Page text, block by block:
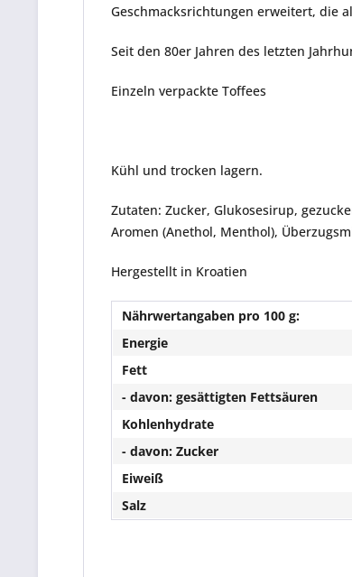
Geschmacksrichtungen erweitert, die
Seit den 80er Jahren des letzten
Einzeln verpackte Toffees
Kühl und trocken lagern.
Zutaten: Zucker, Glukosesirup,
Aromen (Anethol, Menthol),
Hergestellt in Kroatien
Nährwertangaben pro 100 g:
Energie
Fett
- davon: gesättigten Fettsäuren
Kohlenhydrate
- davon: Zucker
Eiweiß
Salz